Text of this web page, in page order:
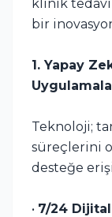
klinik
bir
1. Yapay
Teknoloji;
süreçlerini
desteğe
• 7/24